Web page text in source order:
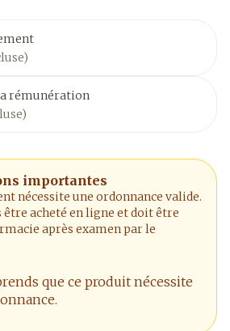
rémunération
importantes
nécessite une ordonnance valide.
être acheté en ligne et doit être
après examen par le
que ce produit nécessite